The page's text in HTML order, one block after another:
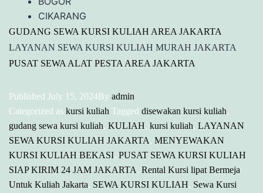
CIKARANG
GUDANG SEWA KURSI KULIAH AREA JAKARTA
LAYANAN SEWA KURSI KULIAH MURAH JAKARTA
PUSAT SEWA ALAT PESTA AREA JAKARTA
Published July 15, 2024By admin
Categorized as kursi kuliah Tagged disewakan kursi kuliah,
gudang sewa kursi kuliah, KULIAH, kursi kuliah, LAYANAN
SEWA KURSI KULIAH JAKARTA, MENYEWAKAN
KURSI KULIAH BEKASI, PUSAT SEWA KURSI KULIAH
SIAP KIRIM 24 JAM JAKARTA, Rental Kursi lipat Bermeja
Untuk Kuliah Jakarta, SEWA KURSI KULIAH, Sewa Kursi